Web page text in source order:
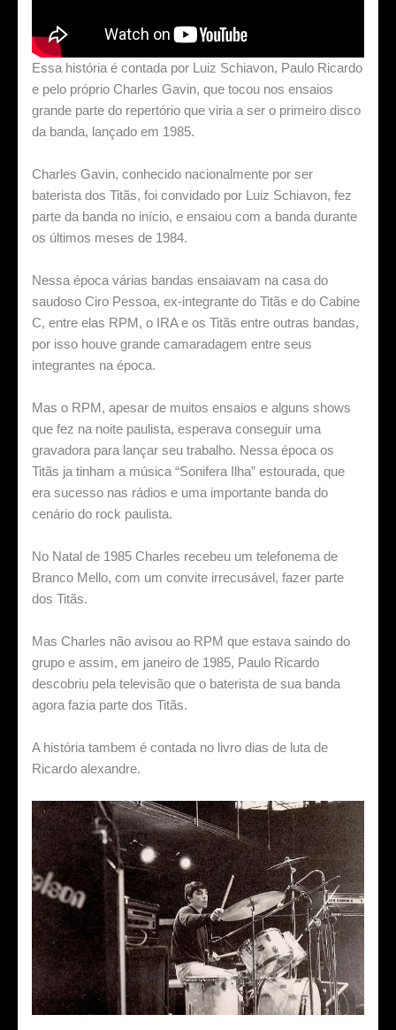
Essa história é contada por Luiz Schiavon, Paulo Ricardo
e pelo próprio Charles Gavin, que tocou nos ensaios
grande parte do repertório que viria a ser o primeiro disco
da banda, lançado em 1985.
Charles Gavin, conhecido nacionalmente por ser
baterista dos Titãs, foi convidado por Luiz Schiavon, fez
parte da banda no início, e ensaiou com a banda durante
os últimos meses de 1984.
Nessa época várias bandas ensaiavam na casa do
saudoso Ciro Pessoa, ex-integrante do Titãs e do Cabine
C, entre elas RPM, o IRA e os Titãs entre outras bandas,
por isso houve grande camaradagem entre seus
integrantes na época.
Mas o RPM, apesar de muitos ensaios e alguns shows
que fez na noite paulista, esperava conseguir uma
gravadora para lançar seu trabalho. Nessa época os
Titãs ja tinham a música “Sonifera Ilha” estourada, que
era sucesso nas rádios e uma importante banda do
cenário do rock paulista.
No Natal de 1985 Charles recebeu um telefonema de
Branco Mello, com um convite irrecusável, fazer parte
dos Titãs.
Mas Charles não avisou ao RPM que estava saindo do
grupo e assim, em janeiro de 1985, Paulo Ricardo
descobriu pela televisão que o baterista de sua banda
agora fazia parte dos Titãs.
A história tambem é contada no livro dias de luta de
Ricardo alexandre.